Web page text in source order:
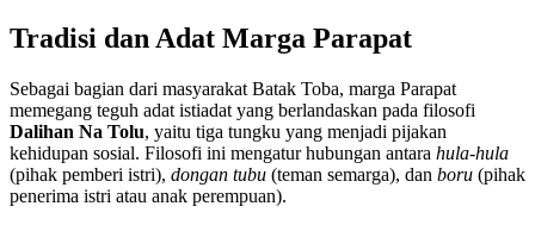
Tradisi dan Adat Marga Parapat
Sebagai bagian dari masyarakat Batak Toba, marga Parapat
memegang teguh adat istiadat yang berlandaskan pada filosofi
Dalihan Na Tolu, yaitu tiga tungku yang menjadi pijakan
kehidupan sosial. Filosofi ini mengatur hubungan antara hula-hula
(pihak pemberi istri), dongan tubu (teman semarga), dan boru (pihak
penerima istri atau anak perempuan).